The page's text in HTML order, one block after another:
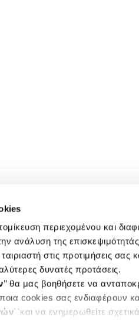
περιεχομένου και
ανάλυση της
στις προτιμήσεις σας
δυνατές προτάσεις.
’’ θα μας βοηθήσετε να
cookies σας ενδιαφέρουν
΄΄και να ενημερωθείτε